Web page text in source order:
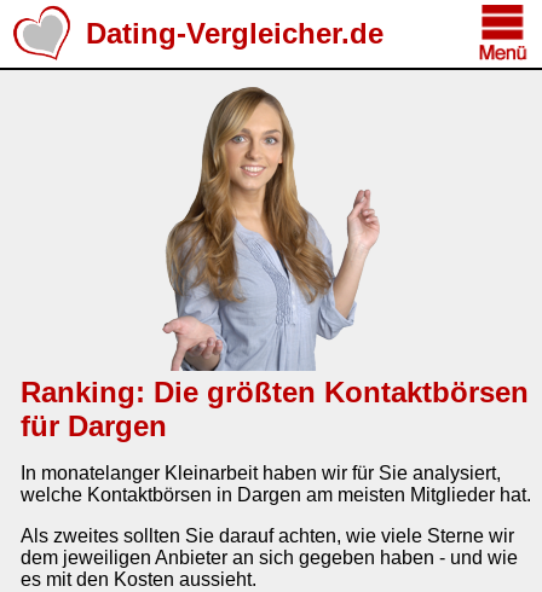
Dating-Vergleicher.de
Ranking: Die größten Kontaktbörsen
für Dargen
In monatelanger Kleinarbeit haben wir für Sie analysiert,
welche Kontaktbörsen in Dargen am meisten Mitglieder hat.
Als zweites sollten Sie darauf achten, wie viele Sterne wir
dem jeweiligen Anbieter an sich gegeben haben - und wie
es mit den Kosten aussieht.